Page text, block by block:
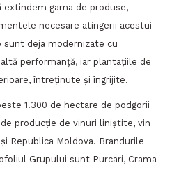
extindem gama de produse,
necesare atingerii acestui
sunt deja modernizate cu
performanță, iar plantaţiile de
întreţinute şi îngrijite.
1.300 de hectare de podgorii
producție de vinuri liniștite, vin
Republica Moldova. Brandurile
Grupului sunt Purcari, Crama